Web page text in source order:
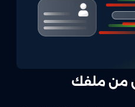
من ملفك